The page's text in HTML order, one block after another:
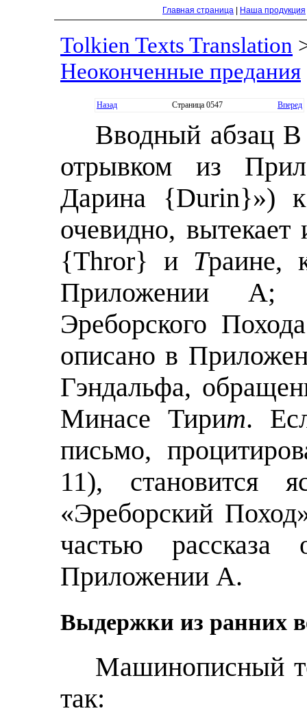
Главная страница Наша продукция
Tolkien Texts Translation
Неоконченные предания
Назад Страница 0547 Вперед
Вводный абзац
отрывком из
Дарина {Durin}»)
очевидно,
{Thror} и Трaине,
Приложении А;
Эреборского
описано в
Гэндальфа,
Минасе Тирит.
письмо,
11), становится
«Эреборский
частью
Приложении А.
Выдержки из ранних
Машинописный
так: